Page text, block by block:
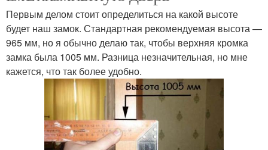
Первым делом стоит определиться на какой высоте
будет наш замок. Стандартная рекомендуемая высота —
965 мм, но я обычно делаю так, чтобы верхняя кромка
замка была 1005 мм. Разница незначительная, но мне
кажется, что так более удобно.